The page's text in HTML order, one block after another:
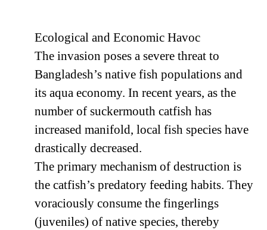
Ecological and Economic Havoc
The invasion poses a severe threat to
Bangladesh’s native fish populations and
its aqua economy. In recent years, as the
number of suckermouth catfish has
increased manifold, local fish species have
drastically decreased.
The primary mechanism of destruction is
the catfish’s predatory feeding habits. They
voraciously consume the fingerlings
(juveniles) of native species, thereby